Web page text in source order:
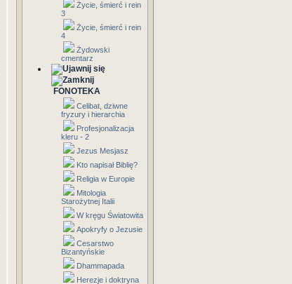
Życie, śmierć i rein
3
Życie, śmierć i rein
4
Żydowski
cmentarz
FONOTEKA
Celibat, dziwne
fryzury i hierarchia
Profesjonalizacja
kleru - 2
Jezus Mesjasz
Kto napisał Biblię?
Religia w Europie
Mitologia
Starożytnej Italii
W kręgu Światowita
Apokryfy o Jezusie
Cesarstwo
Bizantyńskie
Dhammapada
Herezje i doktryna